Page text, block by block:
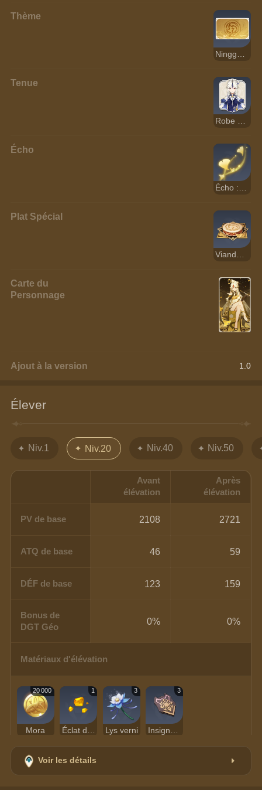
Thème
Ningguang - Phénix
Tenue
Robe de soirée d'orchidées
Écho
Écho : Megrez de l'éclipse
Plat Spécial
Viande-mora façon Caesor
Carte du
Personnage
Ajout à la version 1.0
Élever
Niv.1 Niv.20 Niv.40 Niv.50
Avant
élévation
Après
élévation
PV de base 2108 2721
ATQ de base 46 59
DÉF de base 123 159
Bonus de
DGT Géo
0% 0%
Matériaux d'élévation
20 000
Mora
1 3
Lys verni
3
Voir les détails